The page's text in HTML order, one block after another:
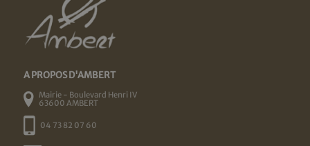
A PROPOS D'AMBERT
Mairie - Boulevard Henri IV
63600 AMBERT
04 73 82 07 60